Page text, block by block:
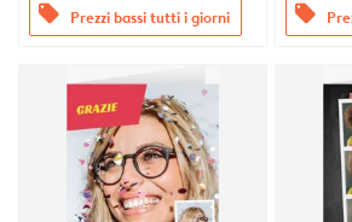
offers Prezzi bassi tutti i giorni offers